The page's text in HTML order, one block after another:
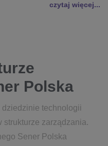
czytaj więcej...
Polska
technologii
strukturze zarządzania.
Sener Polska